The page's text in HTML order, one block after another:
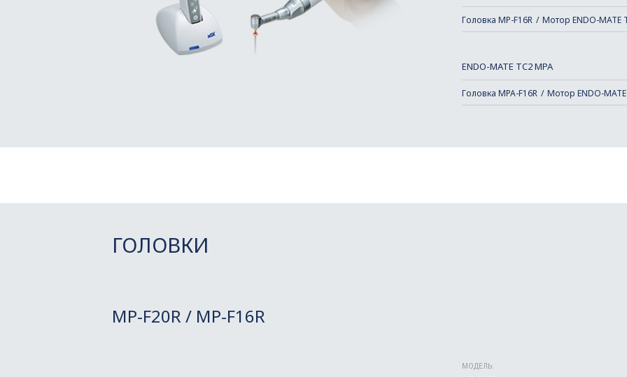
Головка MP-F16R Мотор ENDO-MATE
ENDO-MATE TC2 MPA
Головка MPA-F16R Мотор ENDO-
ГОЛОВКИ
MP-F20R / MP-F16R
МОДЕЛЬ: